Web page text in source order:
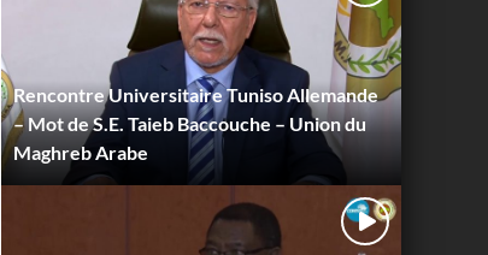
Rencontre Universitaire Tuniso Allemande
– Mot de S.E. Taieb Baccouche – Union du
Maghreb Arabe